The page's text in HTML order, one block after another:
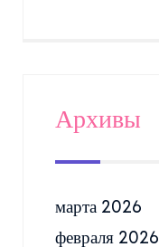
Архивы
марта 2026
февраля 2026